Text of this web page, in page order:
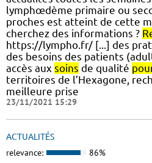
lymphœdème primaire ou
proches est atteint de cette
cherchez des informations ?
https://lympho.fr/ [...] des
des besoins des patients
accès aux soins de qualité
territoires de l’Hexagone,
meilleure prise
23/11/2021 15:29
ACTUALITÉS
relevance: 86%